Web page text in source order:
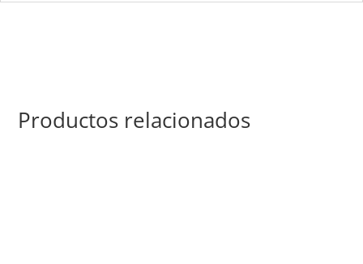
Productos relacionados